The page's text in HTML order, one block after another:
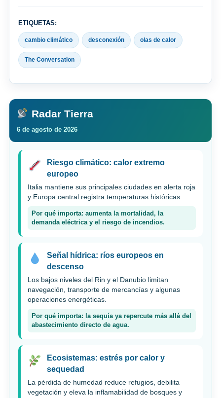
ETIQUETAS:
cambio climático desconexión olas de calor
The Conversation
Radar Tierra
6 de agosto de 2026
Riesgo climático: calor extremo
europeo
Italia mantiene sus principales ciudades en alerta roja
y Europa central registra temperaturas históricas.
Por qué importa: aumenta la mortalidad, la
demanda eléctrica y el riesgo de incendios.
Señal hídrica: ríos europeos en
descenso
Los bajos niveles del Rin y el Danubio limitan
navegación, transporte de mercancías y algunas
operaciones energéticas.
Por qué importa: la sequía ya repercute más allá del
abastecimiento directo de agua.
Ecosistemas: estrés por calor y
sequedad
La pérdida de humedad reduce refugios, debilita
vegetación y eleva la inflamabilidad de bosques y